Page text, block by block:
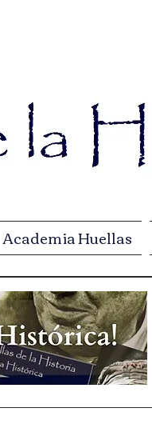
Academia Huellas